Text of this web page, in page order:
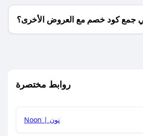
جمع كود خصم مع العروض الأخرى؟
روابط مختصرة
Noon | نون